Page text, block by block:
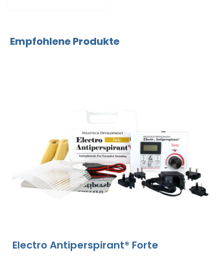
Empfohlene Produkte
Electro Antiperspirant® Forte